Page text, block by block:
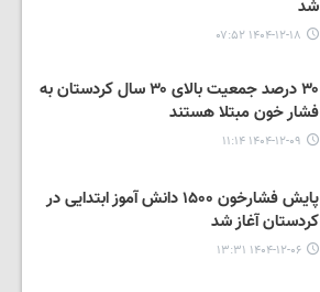
شد
۱۴۰۴-۱۲-۱۸ ۰۷:۵۲
۳۰ درصد جمعیت بالای ۳۰ سال کردستان به
فشار خون مبتلا هستند
۱۴۰۴-۱۲-۰۹ ۱۱:۱۴
پایش فشارخون ۱۵۰۰ دانش آموز ابتدایی در
کردستان آغاز شد
۱۴۰۴-۱۲-۰۶ ۱۳:۳۱